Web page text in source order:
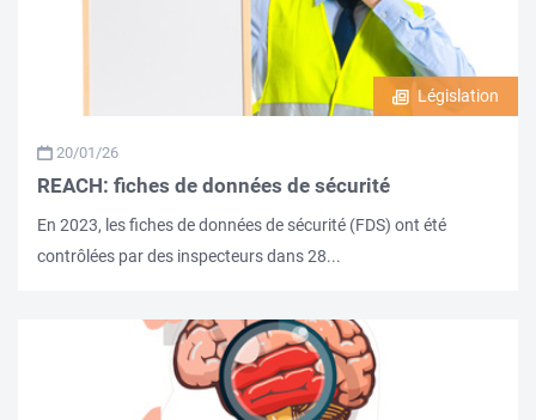
Législation
20/01/26
REACH: fiches de données de sécurité
En 2023, les fiches de données de sécurité (FDS) ont été
contrôlées par des inspecteurs dans 28...